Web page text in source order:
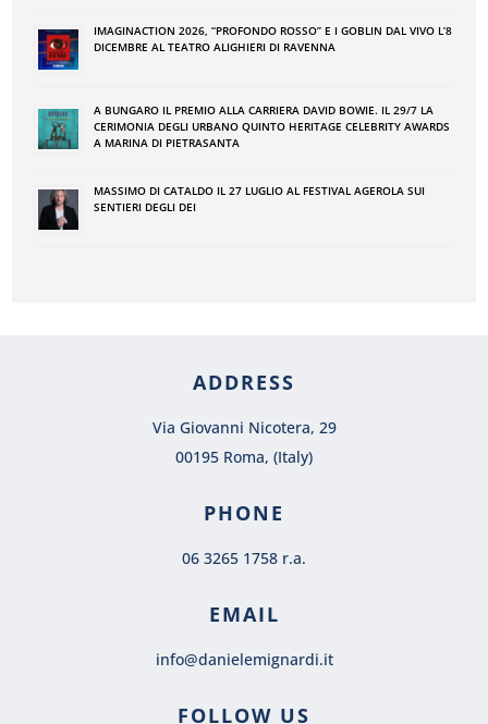
IMAGINACTION 2026, “PROFONDO ROSSO” E I GOBLIN DAL VIVO L’8
DICEMBRE AL TEATRO ALIGHIERI DI RAVENNA
A BUNGARO IL PREMIO ALLA CARRIERA DAVID BOWIE. IL 29/7 LA
CERIMONIA DEGLI URBANO QUINTO HERITAGE CELEBRITY AWARDS
A MARINA DI PIETRASANTA
MASSIMO DI CATALDO IL 27 LUGLIO AL FESTIVAL AGEROLA SUI
SENTIERI DEGLI DEI
ADDRESS
Via Giovanni Nicotera, 29
00195 Roma, (Italy)
PHONE
06 3265 1758 r.a.
EMAIL
info@danielemignardi.it
FOLLOW US